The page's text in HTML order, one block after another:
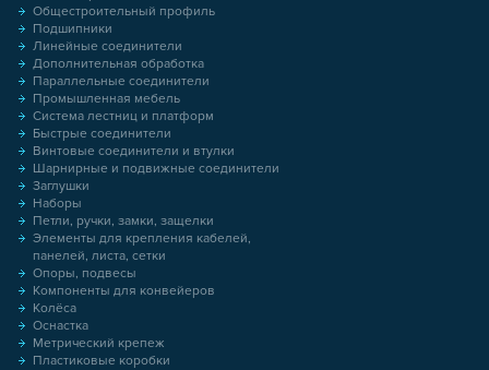
Общестроительный профиль
Подшипники
Линейные соединители
Дополнительная обработка
Параллельные соединители
Промышленная мебель
Система лестниц и платформ
Быстрые соединители
Винтовые соединители и втулки
Шарнирные и подвижные соединители
Заглушки
Наборы
Петли, ручки, замки, защелки
Элементы для крепления кабелей,
панелей, листа, сетки
Опоры, подвесы
Компоненты для конвейеров
Колёса
Оснастка
Метрический крепеж
Пластиковые коробки